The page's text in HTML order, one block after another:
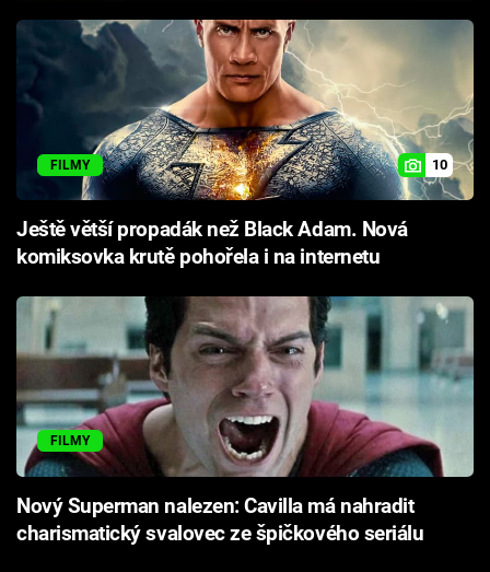
Sledujte prima+
Přihlášení
Sledujte nás
FILMY 10
Ještě větší propadák než Black Adam. Nová
komiksovka krutě pohořela i na internetu
FILMY
Nový Superman nalezen: Cavilla má nahradit
charismatický svalovec ze špičkového seriálu